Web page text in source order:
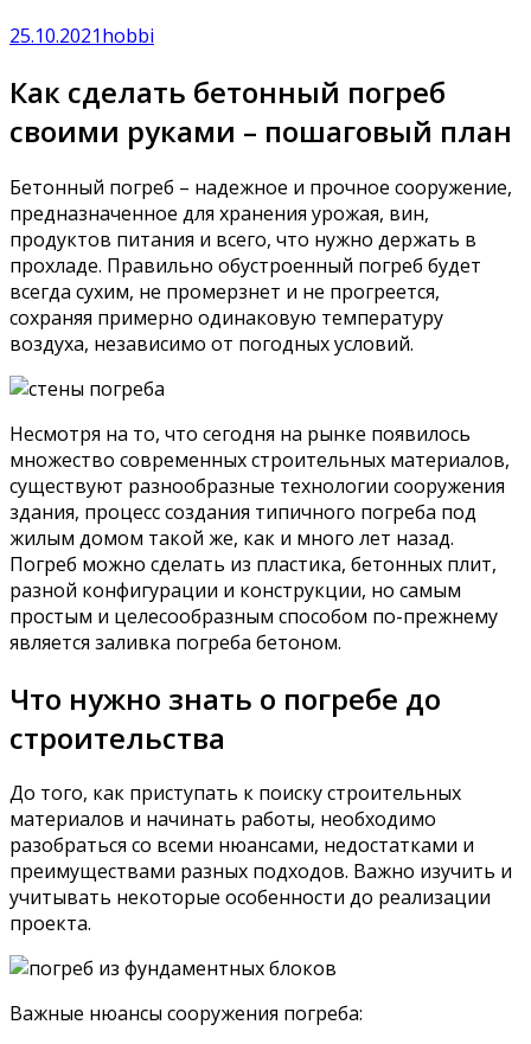
25.10.2021hobbi
Как сделать бетонный погреб
своими руками – пошаговый план
Бетонный погреб – надежное и прочное сооружение,
предназначенное для хранения урожая, вин,
продуктов питания и всего, что нужно держать в
прохладе. Правильно обустроенный погреб будет
всегда сухим, не промерзнет и не прогреется,
сохраняя примерно одинаковую температуру
воздуха, независимо от погодных условий.
Несмотря на то, что сегодня на рынке появилось
множество современных строительных материалов,
существуют разнообразные технологии сооружения
здания, процесс создания типичного погреба под
жилым домом такой же, как и много лет назад.
Погреб можно сделать из пластика, бетонных плит,
разной конфигурации и конструкции, но самым
простым и целесообразным способом по-прежнему
является заливка погреба бетоном.
Что нужно знать о погребе до
строительства
До того, как приступать к поиску строительных
материалов и начинать работы, необходимо
разобраться со всеми нюансами, недостатками и
преимуществами разных подходов. Важно изучить и
учитывать некоторые особенности до реализации
проекта.
Важные нюансы сооружения погреба: